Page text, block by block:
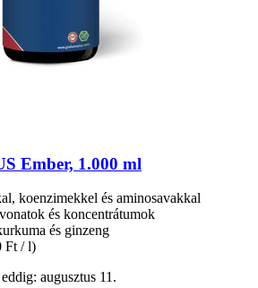
Ember, 1.000 ml
koenzimekkel és aminosavakkal
és koncentrátumok
és ginzeng
Ft / l)
augusztus 11.